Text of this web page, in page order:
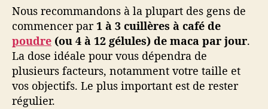
Nous recommandons à la plupart des gens de
commencer par1 à 3 cuillères à café de
poudre (ou 4 à 12 gélules) de maca par jour.
La dose idéale pour vous dépendra de
plusieurs facteurs, notamment votre taille et
vos objectifs. Le plus important est de rester
régulier.